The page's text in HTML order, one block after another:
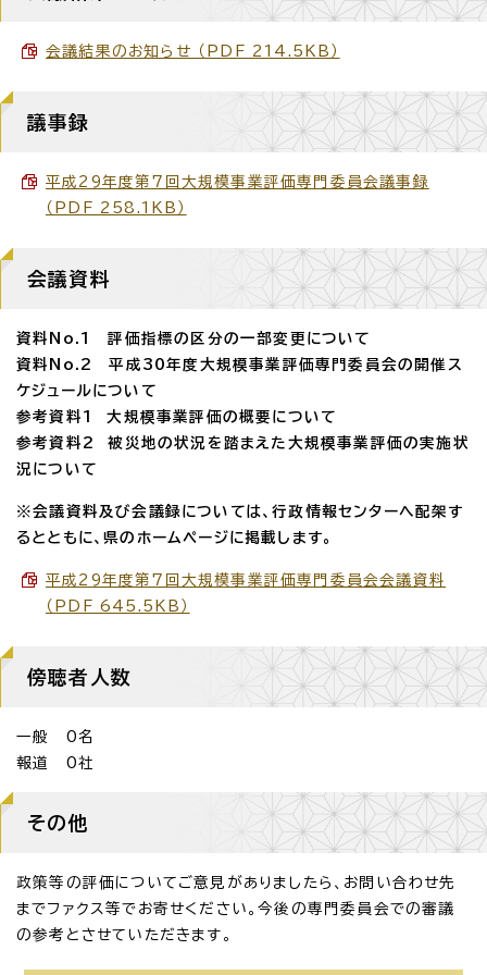
会議結果のお知らせ （PDF 214.5KB）
議事録
平成29年度第7回大規模事業評価専門委員会議事録
（PDF 258.1KB）
会議資料
資料No.1 評価指標の区分の一部変更について
資料No.2 平成30年度大規模事業評価専門委員会の開催ス
ケジュールについて
参考資料1 大規模事業評価の概要について
参考資料2 被災地の状況を踏まえた大規模事業評価の実施状
況について
※会議資料及び会議録については、行政情報センターへ配架す
るとともに、県のホームページに掲載します。
平成29年度第7回大規模事業評価専門委員会会議資料
（PDF 645.5KB）
傍聴者人数
一般 0名
報道 0社
その他
政策等の評価についてご意見がありましたら、お問い合わせ先
までファクス等でお寄せください。今後の専門委員会での審議
の参考とさせていただきます。